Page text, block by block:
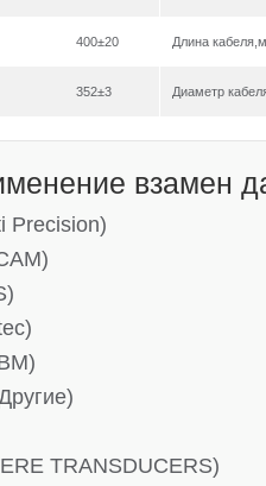
400±20 Длина кабеля,м
352±3 Диаметр
взамен
Precision)
TRANSDUCERS)